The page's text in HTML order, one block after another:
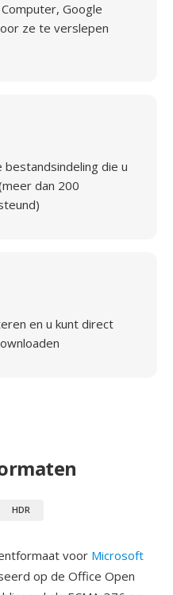
Google
ze te verslepen
die u
dan 200
en u kunt direct
HDR
voor Microsoft
op de Office Open